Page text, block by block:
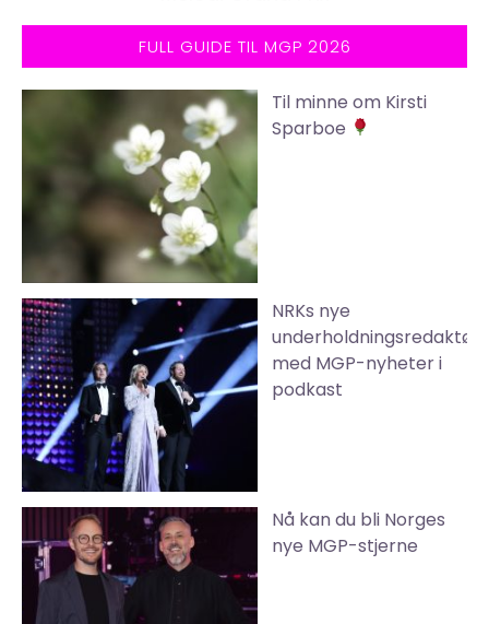
FULL GUIDE TIL MGP 2026
Til minne om Kirsti
Sparboe
NRKs nye
underholdningsredaktør
med MGP-nyheter i
podkast
Nå kan du bli Norges
nye MGP-stjerne